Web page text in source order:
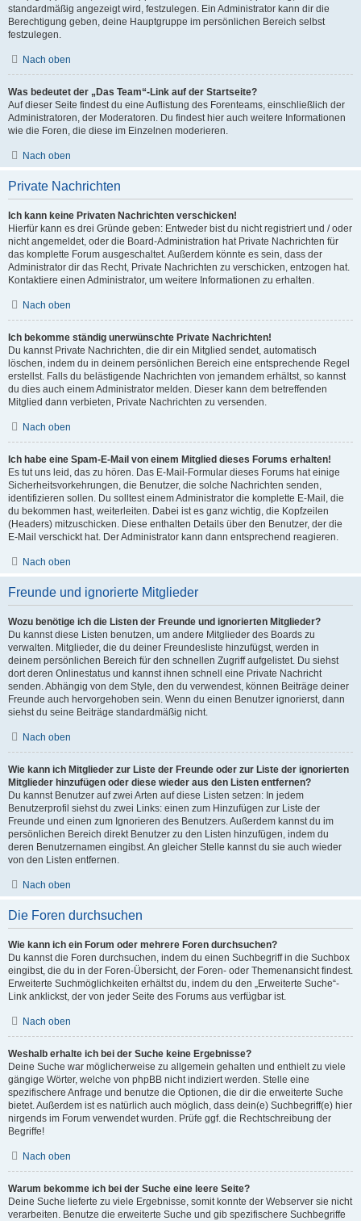
standardmäßig angezeigt wird, festzulegen. Ein Administrator kann dir die
Berechtigung geben, deine Hauptgruppe im persönlichen Bereich selbst
festzulegen.
Nach oben
Was bedeutet der „Das Team“-Link auf der Startseite?
Auf dieser Seite findest du eine Auflistung des Forenteams, einschließlich der
Administratoren, der Moderatoren. Du findest hier auch weitere Informationen
wie die Foren, die diese im Einzelnen moderieren.
Nach oben
Private Nachrichten
Ich kann keine Privaten Nachrichten verschicken!
Hierfür kann es drei Gründe geben: Entweder bist du nicht registriert und / oder
nicht angemeldet, oder die Board-Administration hat Private Nachrichten für
das komplette Forum ausgeschaltet. Außerdem könnte es sein, dass der
Administrator dir das Recht, Private Nachrichten zu verschicken, entzogen hat.
Kontaktiere einen Administrator, um weitere Informationen zu erhalten.
Nach oben
Ich bekomme ständig unerwünschte Private Nachrichten!
Du kannst Private Nachrichten, die dir ein Mitglied sendet, automatisch
löschen, indem du in deinem persönlichen Bereich eine entsprechende Regel
erstellst. Falls du belästigende Nachrichten von jemandem erhältst, so kannst
du dies auch einem Administrator melden. Dieser kann dem betreffenden
Mitglied dann verbieten, Private Nachrichten zu versenden.
Nach oben
Ich habe eine Spam-E-Mail von einem Mitglied dieses Forums erhalten!
Es tut uns leid, das zu hören. Das E-Mail-Formular dieses Forums hat einige
Sicherheitsvorkehrungen, die Benutzer, die solche Nachrichten senden,
identifizieren sollen. Du solltest einem Administrator die komplette E-Mail, die
du bekommen hast, weiterleiten. Dabei ist es ganz wichtig, die Kopfzeilen
(Headers) mitzuschicken. Diese enthalten Details über den Benutzer, der die
E-Mail verschickt hat. Der Administrator kann dann entsprechend reagieren.
Nach oben
Freunde und ignorierte Mitglieder
Wozu benötige ich die Listen der Freunde und ignorierten Mitglieder?
Du kannst diese Listen benutzen, um andere Mitglieder des Boards zu
verwalten. Mitglieder, die du deiner Freundesliste hinzufügst, werden in
deinem persönlichen Bereich für den schnellen Zugriff aufgelistet. Du siehst
dort deren Onlinestatus und kannst ihnen schnell eine Private Nachricht
senden. Abhängig von dem Style, den du verwendest, können Beiträge deiner
Freunde auch hervorgehoben sein. Wenn du einen Benutzer ignorierst, dann
siehst du seine Beiträge standardmäßig nicht.
Nach oben
Wie kann ich Mitglieder zur Liste der Freunde oder zur Liste der ignorierten
Mitglieder hinzufügen oder diese wieder aus den Listen entfernen?
Du kannst Benutzer auf zwei Arten auf diese Listen setzen: In jedem
Benutzerprofil siehst du zwei Links: einen zum Hinzufügen zur Liste der
Freunde und einen zum Ignorieren des Benutzers. Außerdem kannst du im
persönlichen Bereich direkt Benutzer zu den Listen hinzufügen, indem du
deren Benutzernamen eingibst. An gleicher Stelle kannst du sie auch wieder
von den Listen entfernen.
Nach oben
Die Foren durchsuchen
Wie kann ich ein Forum oder mehrere Foren durchsuchen?
Du kannst die Foren durchsuchen, indem du einen Suchbegriff in die Suchbox
eingibst, die du in der Foren-Übersicht, der Foren- oder Themenansicht findest.
Erweiterte Suchmöglichkeiten erhältst du, indem du den „Erweiterte Suche“-
Link anklickst, der von jeder Seite des Forums aus verfügbar ist.
Nach oben
Weshalb erhalte ich bei der Suche keine Ergebnisse?
Deine Suche war möglicherweise zu allgemein gehalten und enthielt zu viele
gängige Wörter, welche von phpBB nicht indiziert werden. Stelle eine
spezifischere Anfrage und benutze die Optionen, die dir die erweiterte Suche
bietet. Außerdem ist es natürlich auch möglich, dass dein(e) Suchbegriff(e) hier
nirgends im Forum verwendet wurden. Prüfe ggf. die Rechtschreibung der
Begriffe!
Nach oben
Warum bekomme ich bei der Suche eine leere Seite?
Deine Suche lieferte zu viele Ergebnisse, somit konnte der Webserver sie nicht
verarbeiten. Benutze die erweiterte Suche und gib spezifischere Suchbegriffe